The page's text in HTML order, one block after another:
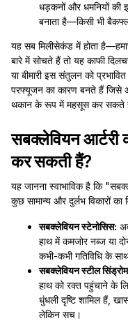
धड़कनों और धमनियों की
बनाता है—किसी भी
यह सब मिलीसेकंड में होता
बारे में सोचते हैं तो यह काफी
या बीमारी इस संतुलन को
परफ्यूजन का कारण बनते हैं जिसे
थकान के रूप में महसूस कर सकते
सबक्लेवियन आर्टरी
कर सकती हैं?
यह जानना स्वाभाविक है कि
कुछ सामान्य और दुर्लभ विकारों का
सबक्लेवियन स्टेनोसिस:
हाथ में कमजोर नब्ज या
कभी-कभी गतिविधि के
सबक्लेवियन स्टील
हाथ को रक्त पहुंचाने के
धुंधली दृष्टि शामिल हैं,
लेकिन सच।